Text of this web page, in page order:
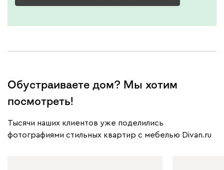
Обустраиваете дом? Мы хотим
посмотреть!
Тысячи наших клиентов уже поделились
фотографиями стильных квартир с мебелью Divan.ru